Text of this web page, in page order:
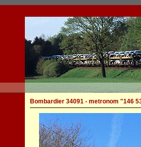
Bombardier 34091 - metronom "146